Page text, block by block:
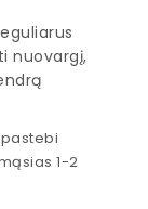
nuovargį,
1-2